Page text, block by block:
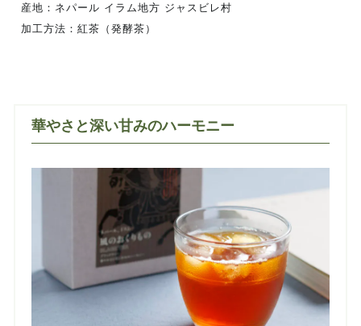
産地： ネパール イラム地方 ジャスビレ村
加工方法：紅茶（発酵茶）
華やさと深い⽢みのハーモニー